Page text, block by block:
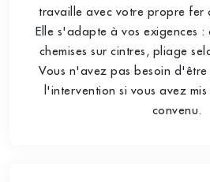
travaille avec votre propre fer
Elle s'adapte à vos exigences
chemises sur cintres, pliage
Vous n'avez pas besoin
l'intervention si vous avez
convenu.